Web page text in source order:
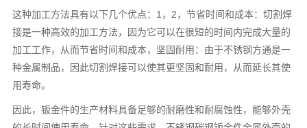
这种加工方法具有以下几个优点：1，2，节省时间和成本：切割焊
接是一种高效的加工方法，因为它可以在很短的时间内完成大量的
加工工作，从而节省时间和成本，坚固耐用：由于不锈钢方通是一
种金属制品，因此切割焊接可以使其更坚固和耐用，从而延长其使
用寿命。
因此，钣金件的生产材料具备足够的耐磨性和耐腐蚀性，能够外壳